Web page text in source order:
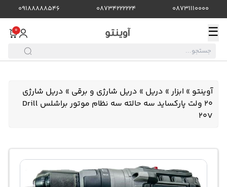
08731110000
08734222224
09188888546
☰
0
آوینتو » ابزار» دریل » دریل شارژی و برقی » دریل شارژی
20 ولت پارکساید سه حالته سه نظام موتور براشلس Drill
20V